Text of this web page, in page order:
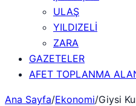
ULAŞ
YILDIZELİ
ZARA
GAZETELER
AFET TOPLANMA
Ana Sayfa/Ekonomi/Giysi